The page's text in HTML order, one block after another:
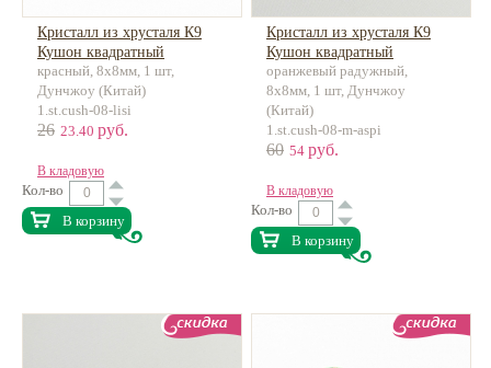
Кристалл из хрусталя К9
Кушон квадратный
красный, 8х8мм, 1 шт,
Дунчжоу (Китай)
1.st.cush-08-lisi
26 23.40 руб.
В кладовую
Кол-во
В корзину
Кристалл из хрусталя К9
Кушон квадратный
Лучистый
оранжевый радужный,
8х8мм, 1 шт, Дунчжоу
(Китай)
1.st.cush-08-m-aspi
60 54 руб.
В кладовую
Кол-во
В корзину